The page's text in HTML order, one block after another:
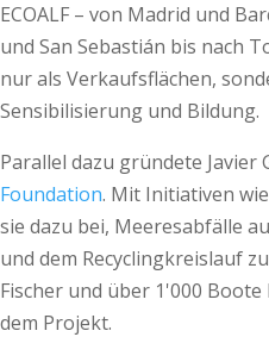
ECOALF – von Madrid und
und San Sebastián bis nach
nur als Verkaufsflächen,
Sensibilisierung und Bildung.
Parallel dazu gründete Javier
Foundation. Mit Initiativen
sie dazu bei, Meeresabfälle
und dem Recyclingkreislauf
Fischer und über 1'000
dem Projekt.